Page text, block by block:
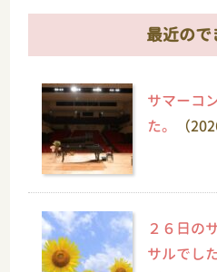
最近ので
サマーコ
た。
（
２６日の
サルでし